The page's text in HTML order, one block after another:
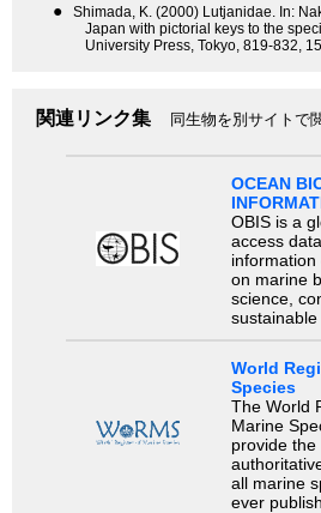
●
Shimada, K. (2000) Lutjanidae. In:
Japan with pictorial keys to the
University Press, Tokyo, 819-832,
関連リンク集 同生物を別サイトで
OCEAN
OBIS is a
access
on marine
science,
sustainable
World
Species
The World
Marine
provide the
all marine
ever